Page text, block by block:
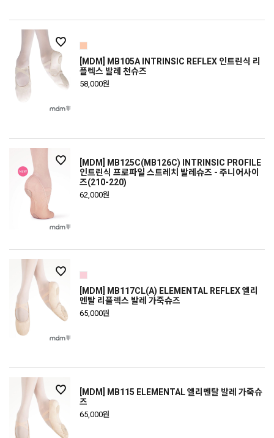
[MDM] MB105A INTRINSIC REFLEX 인트린식 리
플렉스 발레 천슈즈
58,000원
[MDM] MB125C(MB126C) INTRINSIC PROFILE
인트린식 프로파일 스트레치 발레슈즈 - 주니어사이
즈(210-220)
62,000원
[MDM] MB117CL(A) ELEMENTAL REFLEX 엘리
멘탈 리플렉스 발레 가죽슈즈
65,000원
[MDM] MB115 ELEMENTAL 엘리멘탈 발레 가죽슈
즈
65,000원